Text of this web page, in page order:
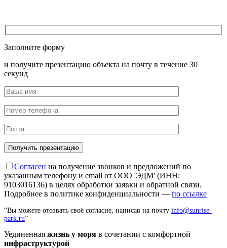
Заполните форму
и получите презентацию объекта на почту в течение 30
секунд
Согласен на получение звонков и предложений по
указанным телефону и email от ООО 'ЭДМ' (ИНН:
9103016136) в целях обработки заявки и обратной связи.
Подробнее в политике конфиденциальности — по ссылке
“Вы можете отозвать своё согласие, написав на почту info@sunrise-
park.ru”
Уединенная жизнь у моря в сочетании с комфортной
инфраструктурой